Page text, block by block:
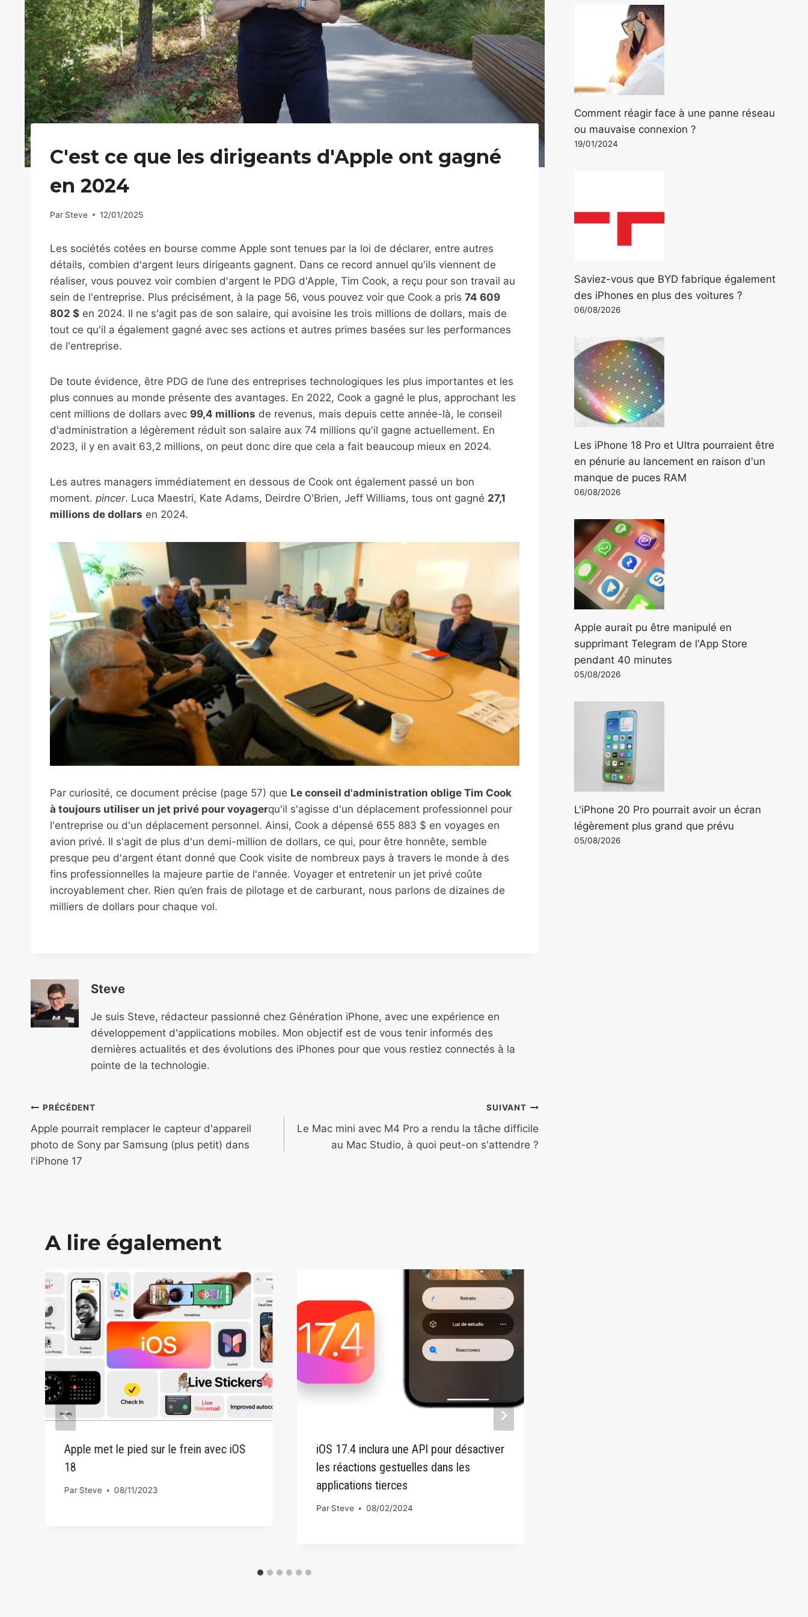
C'est ce que les dirigeants d'Apple ont gagné
en 2024
Par Steve 12/01/2025
Les sociétés cotées en bourse comme Apple sont tenues par la loi de déclarer, entre autres
détails, combien d'argent leurs dirigeants gagnent. Dans ce record annuel qu'ils viennent de
réaliser, vous pouvez voir combien d'argent le PDG d'Apple, Tim Cook, a reçu pour son travail au
sein de l'entreprise. Plus précisément, à la page 56, vous pouvez voir que Cook a pris 74 609
802 $ en 2024. Il ne s'agit pas de son salaire, qui avoisine les trois millions de dollars, mais de
tout ce qu'il a également gagné avec ses actions et autres primes basées sur les performances
de l'entreprise.
De toute évidence, être PDG de l’une des entreprises technologiques les plus importantes et les
plus connues au monde présente des avantages. En 2022, Cook a gagné le plus, approchant les
cent millions de dollars avec 99,4 millions de revenus, mais depuis cette année-là, le conseil
d'administration a légèrement réduit son salaire aux 74 millions qu'il gagne actuellement. En
2023, il y en avait 63,2 millions, on peut donc dire que cela a fait beaucoup mieux en 2024.
Les autres managers immédiatement en dessous de Cook ont ​​également passé un bon
moment. pincer. Luca Maestri, Kate Adams, Deirdre O'Brien, Jeff Williams, tous ont gagné 27,1
millions de dollars en 2024.
Par curiosité, ce document précise (page 57) que Le conseil d'administration oblige Tim Cook
à toujours utiliser un jet privé pour voyagerqu'il s'agisse d'un déplacement professionnel pour
l'entreprise ou d'un déplacement personnel. Ainsi, Cook a dépensé 655 883 $ en voyages en
avion privé. Il s'agit de plus d'un demi-million de dollars, ce qui, pour être honnête, semble
presque peu d'argent étant donné que Cook visite de nombreux pays à travers le monde à des
fins professionnelles la majeure partie de l'année. Voyager et entretenir un jet privé coûte
incroyablement cher. Rien qu’en frais de pilotage et de carburant, nous parlons de dizaines de
milliers de dollars pour chaque vol.
Steve
Je suis Steve, rédacteur passionné chez Génération iPhone, avec une expérience en
développement d'applications mobiles. Mon objectif est de vous tenir informés des
dernières actualités et des évolutions des iPhones pour que vous restiez connectés à la
pointe de la technologie.
Navigation
de
l’article
PRÉCÉDENT
Apple pourrait remplacer le capteur d'appareil
photo de Sony par Samsung (plus petit) dans
l'iPhone 17
SUIVANT
Le Mac mini avec M4 Pro a rendu la tâche difficile
au Mac Studio, à quoi peut-on s'attendre ?
A lire également
Apple met le pied sur le frein avec iOS
18
ParSteve 08/11/2023
iOS 17.4 inclura une API pour désactiver
les réactions gestuelles dans les
applications tierces
Par Steve 08/02/2024
Comment réagir face à une panne réseau
ou mauvaise connexion ?
19/01/2024
Saviez-vous que BYD fabrique également
des iPhones en plus des voitures ?
06/08/2026
Les iPhone 18 Pro et Ultra pourraient être
en pénurie au lancement en raison d'un
manque de puces RAM
06/08/2026
Apple aurait pu être manipulé en
supprimant Telegram de l'App Store
pendant 40 minutes
05/08/2026
L'iPhone 20 Pro pourrait avoir un écran
légèrement plus grand que prévu
05/08/2026